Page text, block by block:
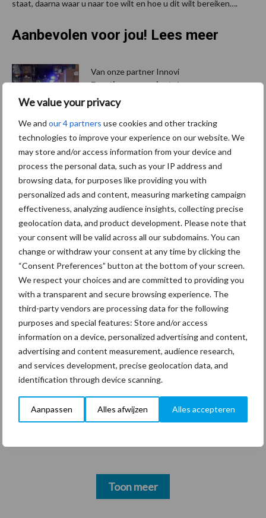
We value your privacy
We and our 4 partners use cookies and other tracking
technologies to improve your experience on our website. We
may store and/or access information from your device and
process the personal data, such as your IP address and
browsing data, for purposes like providing you with
personalized ads and content, measuring marketing campaign
effectiveness, analyzing audience insights, collecting precise
geolocation data, and product development. Please note that
your consent will be valid across all our subdomains. You can
change or withdraw your consent at any time by clicking the
“Consent Preferences” button at the bottom of your screen.
We respect your choices and are committed to providing you
with a transparent and secure browsing experience. The
third-party vendors are processing data for the following
purposes and special features: Store and/or access
information on a device, personalized advertising and content,
advertising and content measurement, audience research,
and services development, precise geolocation data, and
identification through device scanning.
Aanpassen Alles afwijzen Alles accepteren
staat, daarna waar u naar toe wilt en hoe u dit wilt bereiken….
Aanbevolen voor jou! Lees meer
Van onze partner Innovi
Beetle veegrobot: jouw
slimme hulp op de
werkvloer
Van onze partner The Legal
Company
Bescherming van
persoonsgegevens: grip op
de risico’s
Hervorming flexibele
arbeidscontracten kent
mitsen en maren
Thema's Vakpartners
Coronavirus UVC
Toon meer